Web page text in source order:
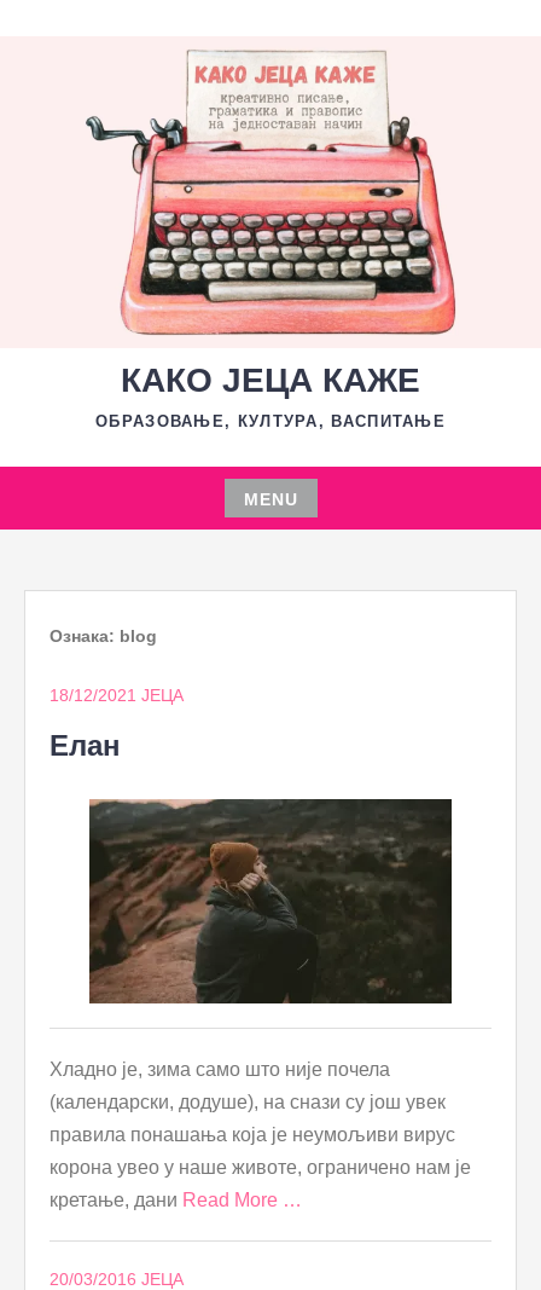
КАКО ЈЕЦА КАЖЕ
ОБРАЗОВАЊЕ, КУЛТУРА, ВАСПИТАЊЕ
MENU
Skip
content
Ознака: blog
18/12/2021 ЈЕЦА
Елан
Хладно је, зима само што није почела
(календарски, додуше), на снази су још увек
правила понашања која је неумољиви вирус
корона увео у наше животе, ограничено нам је
кретање, дани Read More …
20/03/2016 ЈЕЦА